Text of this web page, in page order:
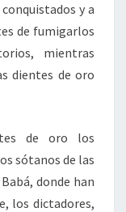
y a
de fumigarlos
mientras
dientes de oro
de oro los
sótanos de las
donde han
los dictadores,